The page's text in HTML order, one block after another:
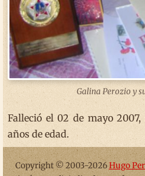
Galina Perozio y
Falleció el 02 de mayo
años de edad.
Copyright © 2003-2026Hugo